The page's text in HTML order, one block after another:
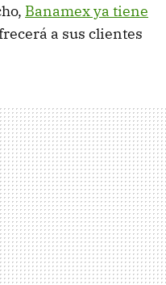
Banamex ya tiene
a sus clientes